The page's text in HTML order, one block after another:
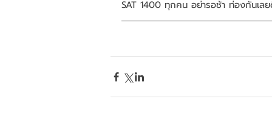
SAT 1400 ทุกคน อย่ารอช้า ท่องกันเล